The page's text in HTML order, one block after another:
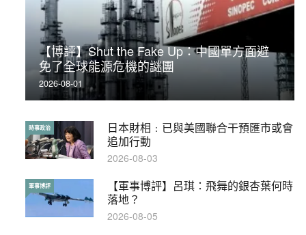
【博評】Shut the Fake Up：中國單方面避
免了全球能源危機的謎團
2026-08-01
日本財相﹕已與美國聯合干預匯市或會
追加行動
時事政治
2026-08-03
【軍事博評】呂琪：飛舞的銀杏葉何時
落地？
軍事博評
2026-08-05
荃灣反黑組「砌生豬肉」砌錯O記臥底4警員
被控
2019-11-01
【輕百科】被抽中當陪審員能拒絕嗎？
輕百科
2017-10-17
【輕盤點】集會遊行陸續有來？一文盡
覽8月示威活動
輕盤點
2019-08-30